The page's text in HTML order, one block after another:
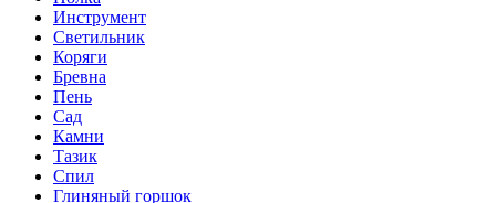
Инструмент
Светильник
Коряги
Бревна
Пень
Сад
Камни
Тазик
Спил
Глиняный горшок